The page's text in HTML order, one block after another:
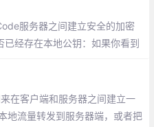
服务器之间建立安全的加密
经存在本地公钥：如果你看到
在客户端和服务器之间建立一
地流量转发到服务器端，或者把